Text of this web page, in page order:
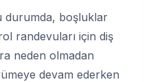
durumda, boşluklar
randevuları için diş
neden olmadan
devam ederken